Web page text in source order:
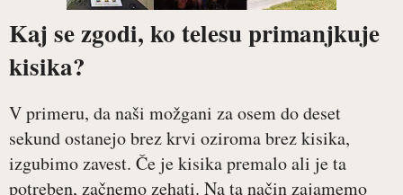
Kaj se zgodi, ko telesu primanjkuje
kisika?
V primeru, da naši možgani za osem do deset
sekund ostanejo brez krvi oziroma brez kisika,
izgubimo zavest. Če je kisika premalo ali je ta
potreben, začnemo zehati. Na ta način zajamemo